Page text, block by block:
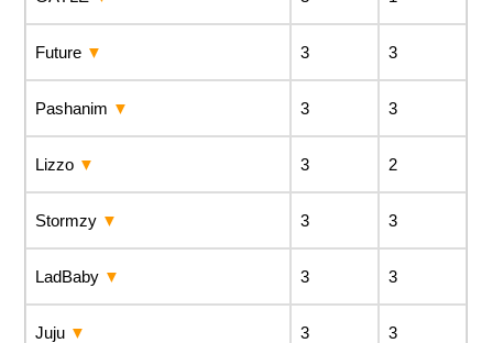
Future 3 3
Pashanim 3 3
Lizzo 3 2
Stormzy 3 3
LadBaby 3 3
Juju 3 3